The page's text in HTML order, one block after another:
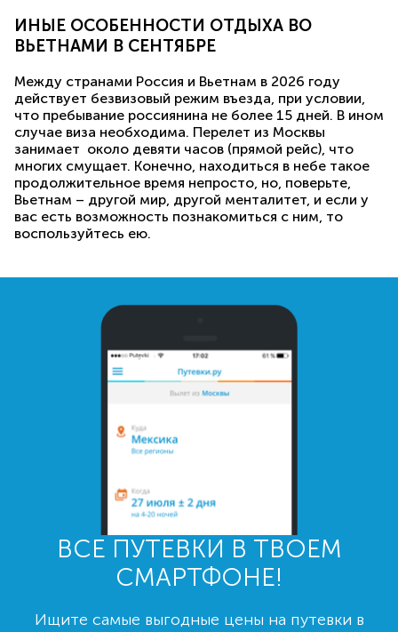
ИНЫЕ ОСОБЕННОСТИ ОТДЫХА ВО
ВЬЕТНАМИ В СЕНТЯБРЕ
Между странами Россия и Вьетнам в 2026 году
действует безвизовый режим въезда, при условии,
что пребывание россиянина не более 15 дней. В ином
случае виза необходима. Перелет из Москвы
занимает около девяти часов (прямой рейс), что
многих смущает. Конечно, находиться в небе такое
продолжительное время непросто, но, поверьте,
Вьетнам – другой мир, другой менталитет, и если у
вас есть возможность познакомиться с ним, то
воспользуйтесь ею.
ВСЕ ПУТЕВКИ В ТВОЕМ
СМАРТФОНЕ!
Ищите самые выгодные цены на путевки в